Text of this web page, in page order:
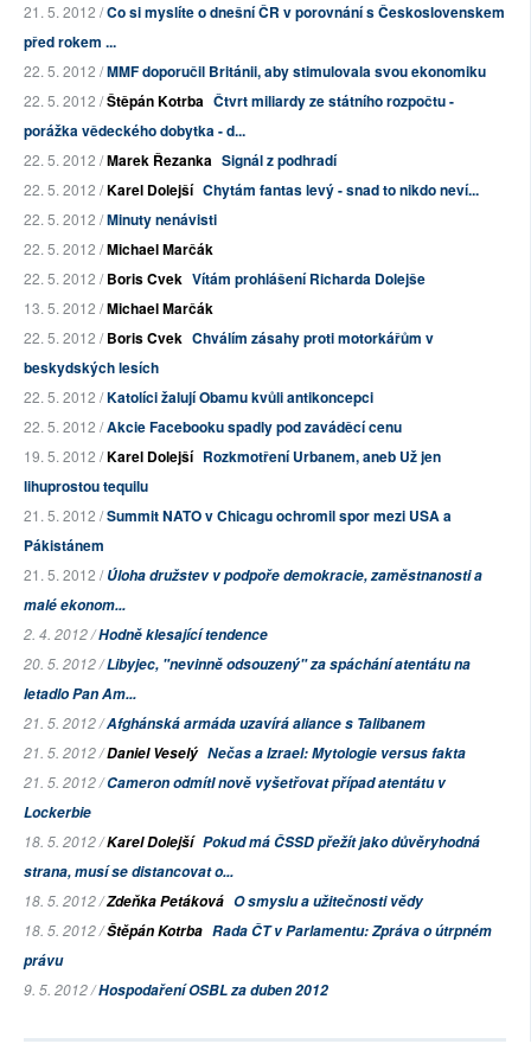
21. 5. 2012 /Co si myslíte o dnešní ČR v porovnání s Československem
před rokem ...
22. 5. 2012 /MMF doporučil Británii, aby stimulovala svou ekonomiku
22. 5. 2012 /Štěpán Kotrba Čtvrt miliardy ze státního rozpočtu -
porážka vědeckého dobytka - d...
22. 5. 2012 /Marek Řezanka Signál z podhradí
22. 5. 2012 /Karel Dolejší Chytám fantas levý - snad to nikdo neví...
22. 5. 2012 /Minuty nenávisti
22. 5. 2012 /Michael Marčák
22. 5. 2012 /Boris Cvek Vítám prohlášení Richarda Dolejše
13. 5. 2012 /Michael Marčák
22. 5. 2012 /Boris Cvek Chválím zásahy proti motorkářům v
beskydských lesích
22. 5. 2012 /Katolíci žalují Obamu kvůli antikoncepci
22. 5. 2012 /Akcie Facebooku spadly pod zaváděcí cenu
19. 5. 2012 /Karel Dolejší Rozkmotření Urbanem, aneb Už jen
lihuprostou tequilu
21. 5. 2012 /Summit NATO v Chicagu ochromil spor mezi USA a
Pákistánem
21. 5. 2012 /Úloha družstev v podpoře demokracie, zaměstnanosti a
malé ekonom...
2. 4. 2012 /Hodně klesající tendence
20. 5. 2012 /Libyjec, "nevinně odsouzený" za spáchání atentátu na
letadlo Pan Am...
21. 5. 2012 /Afghánská armáda uzavírá aliance s Talibanem
21. 5. 2012 /Daniel Veselý Nečas a Izrael: Mytologie versus fakta
21. 5. 2012 /Cameron odmítl nově vyšetřovat případ atentátu v
Lockerbie
18. 5. 2012 /Karel Dolejší Pokud má ČSSD přežít jako důvěryhodná
strana, musí se distancovat o...
18. 5. 2012 /Zdeňka Petáková O smyslu a užitečnosti vědy
18. 5. 2012 /Štěpán Kotrba Rada ČT v Parlamentu: Zpráva o útrpném
právu
9. 5. 2012 /Hospodaření OSBL za duben 2012